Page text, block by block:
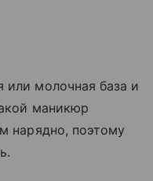
или молочная база и
маникюр
нарядно, поэтому